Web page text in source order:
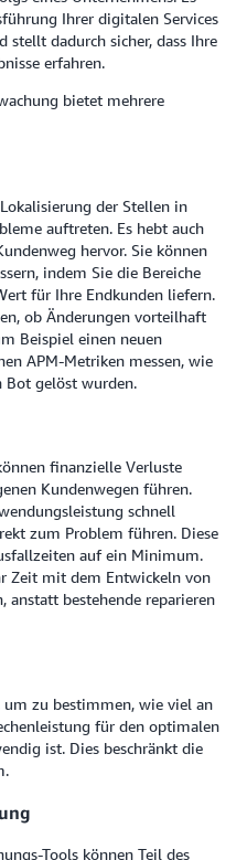
Ihrer digitalen Services
dadurch sicher, dass Ihre
erfahren.
bietet mehrere
der Stellen in
auftreten. Es hebt auch
hervor. Sie können
indem Sie die Bereiche
für Ihre Endkunden liefern.
ob Änderungen vorteilhaft
Beispiel einen neuen
APM-Metriken messen, wie
Bot gelöst wurden.
finanzielle Verluste
Kundenwegen führen.
schnell
zum Problem führen. Diese
auf ein Minimum.
Zeit mit dem Entwickeln von
anstatt bestehende reparieren
um zu bestimmen, wie viel an
für den optimalen
ist. Dies beschränkt die
Tools können Teil des